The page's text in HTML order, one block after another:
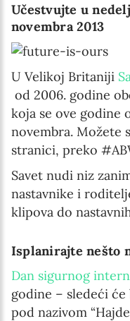
Učestvujte u
novembra 2013
U Velikoj Britaniji
od 2006. godine
koja se ove godine
novembra. Možete
stranici, preko
Savet nudi niz
nastavnike i
klipova do
Isplanirajte nešto
Dan sigurnog
godine – sledeći će
pod nazivom